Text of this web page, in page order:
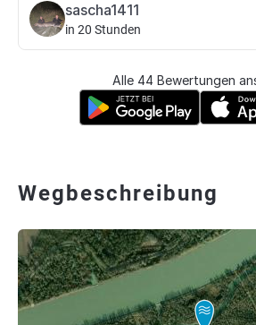
sascha1411
in 20 Stunden
Alle 44 Bewertungen
Wegbeschreibung